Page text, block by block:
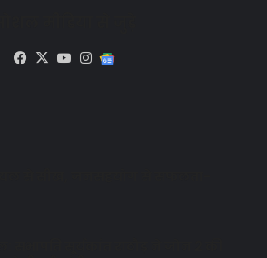
Facebook
X YouTubeInstagram